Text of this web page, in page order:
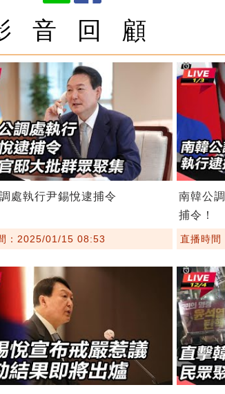
音 回 顧
處執行尹錫悅逮捕令
：2025/01/15 08:53
南韓公
捕令！
直播時